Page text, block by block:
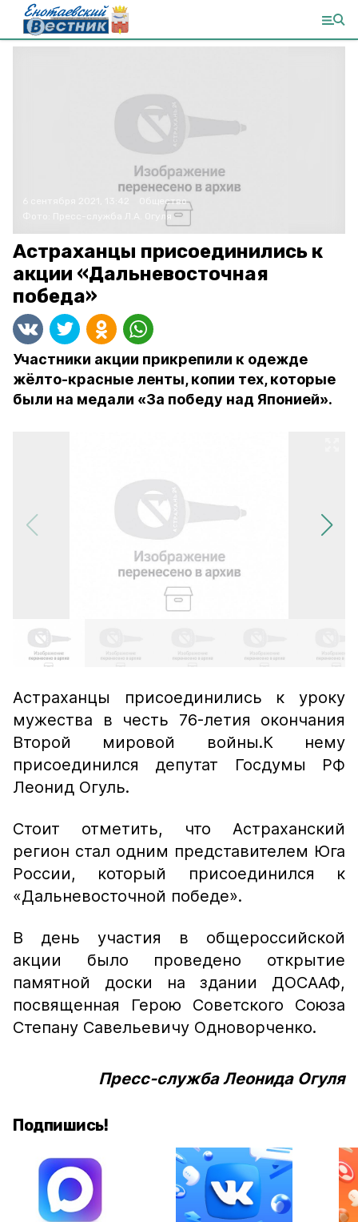
Общество
Астраханцы присоединились к
акции «Дальневосточная
победа»
Участники акции прикрепили к одежде
жёлто-красные ленты, копии тех, которые
были на медали «За победу над Японией».
Астраханцы присоединились к уроку
мужества в честь 76-летия окончания
Второй мировой войны.К нему
присоединился депутат Госдумы РФ
Леонид Огуль.
Стоит отметить, что Астраханский
регион стал одним представителем Юга
России, который присоединился к
«Дальневосточной победе».
В день участия в общероссийской
акции было проведено открытие
памятной доски на здании ДОСААФ,
посвященная Герою Советского Союза
Степану Савельевичу Одноворченко.
Пресс-служба Леонида Огуля
Подпишись!